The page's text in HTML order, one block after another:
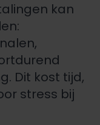
kan
Dit kost tijd,
stress bij